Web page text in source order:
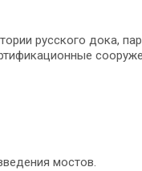
русского дока,
мостов.